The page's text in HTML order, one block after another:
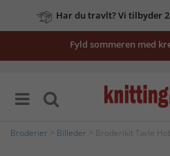
Har du travlt? Vi tilbyder
Fyld sommeren med
Broderier Billeder > Broderikit Tavle